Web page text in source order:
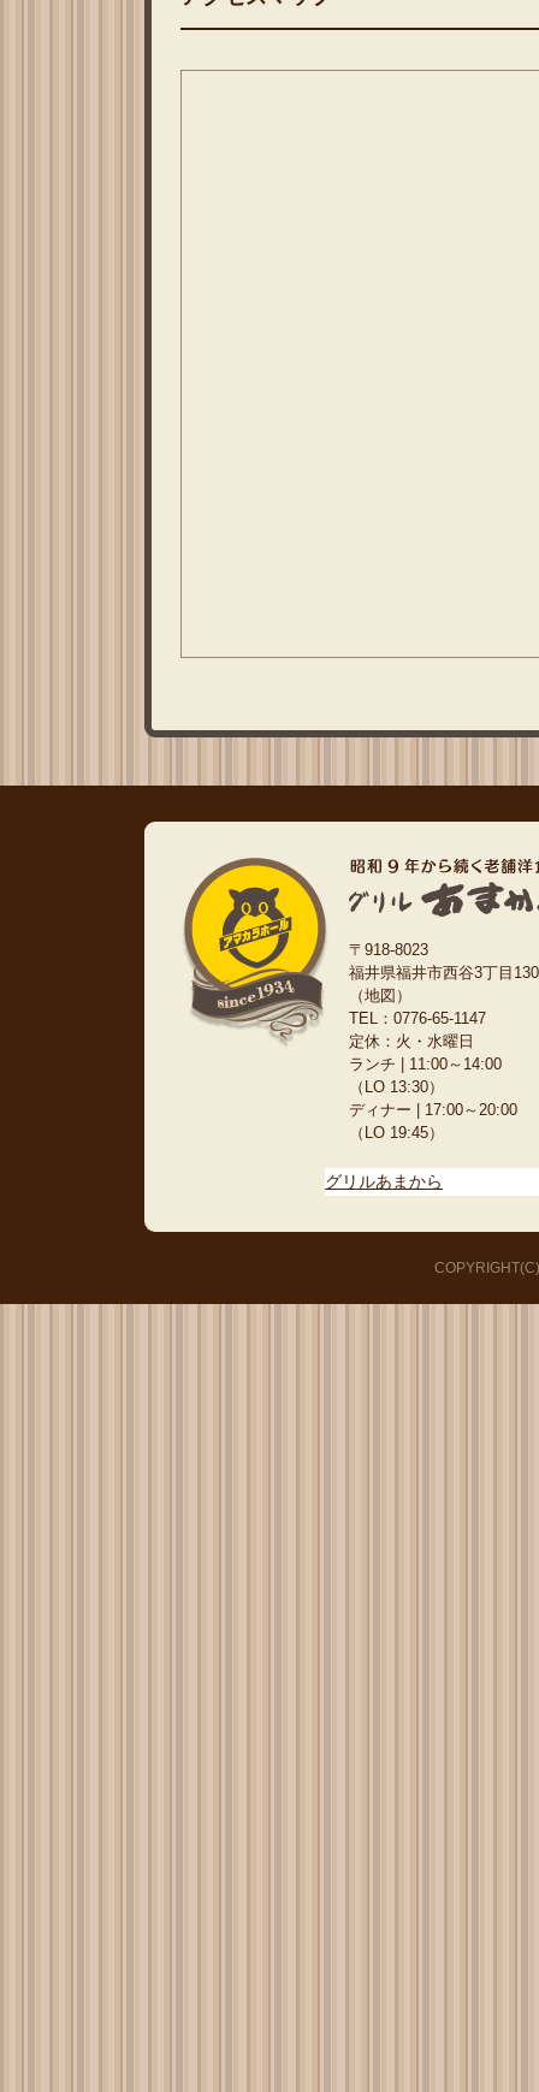
〒918-8023
福井県福井市西谷3丁目
（地図）
TEL：0776-65-1147
定休：火・水曜日
ランチ | 11:00～14:00
（LO 13:30）
ディナー | 17:00～20:00
（LO 19:45）
グリルあまから